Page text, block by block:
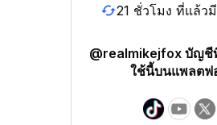
21 ชั่วโมง ที่แล้ว
@realmikejfox บัญชี
ใช้นี้บนแพลตฟ